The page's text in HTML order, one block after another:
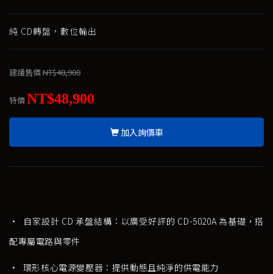
純 CD轉盤，數位輸出
建議售價NT$48,900
特價NT$48,900
加入詢價車
• 自家設計 CD 承盤結構：以廣受好評的 CD-5020A 為基礎，搭
配專屬電路與零件
• 環形核心電源變壓器：提供動態且純淨的供電能力